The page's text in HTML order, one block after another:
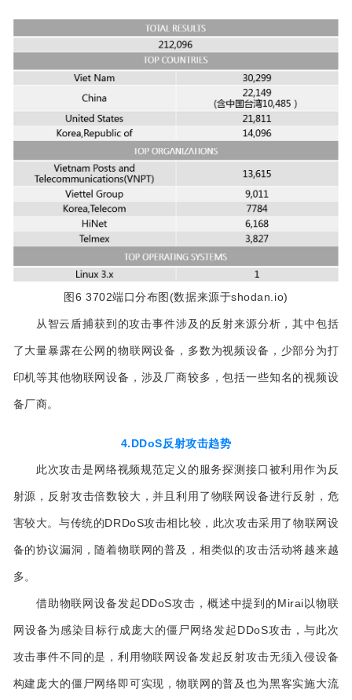
图6 3702端口分布图(数据来源于shodan.io)
从智云盾捕获到的攻击事件涉及的反射来源分析，其中包括
了大量暴露在公网的物联网设备，多数为视频设备，少部分为打
印机等其他物联网设备，涉及厂商较多，包括一些知名的视频设
备厂商。
4.DDoS反射攻击趋势
此次攻击是网络视频规范定义的服务探测接口被利用作为反
射源，反射攻击倍数较大，并且利用了物联网设备进行反射，危
害较大。与传统的DRDoS攻击相比较，此次攻击采用了物联网设
备的协议漏洞，随着物联网的普及，相类似的攻击活动将越来越
多。
借助物联网设备发起DDoS攻击，概述中提到的Mirai以物联
网设备为感染目标行成庞大的僵尸网络发起DDoS攻击，与此次
攻击事件不同的是，利用物联网设备发起反射攻击无须入侵设备
构建庞大的僵尸网络即可实现，物联网的普及也为黑客实施大流